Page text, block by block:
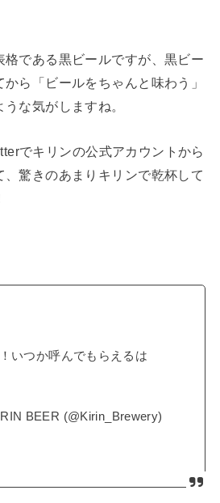
である黒ビールですが、黒ビー
ら「ビールをちゃんと味わう」
な気がしますね。
でキリンの公式アカウントから
、驚きのあまりキリンで乾杯して
いつか呼んでもらえるは
BEER (@Kirin_Brewery)